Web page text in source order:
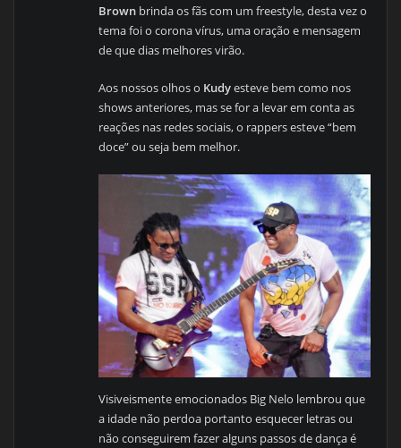
Brown brinda os fãs com um freestyle, desta vez o
tema foi o corona vírus, uma oração e mensagem
de que dias melhores virão.
Aos nossos olhos o Kudyesteve bem como nos
shows anteriores, mas se for a levar em conta as
reações nas redes sociais, o rappers esteve “bem
doce” ou seja bem melhor.
Visiveismente emocionados Big Nelo lembrou que
a idade não perdoa portanto esquecer letras ou
não conseguirem fazer alguns passos de dança é